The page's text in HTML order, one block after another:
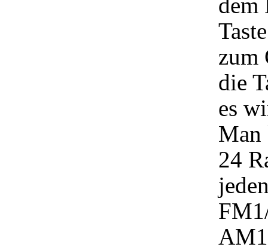
zum
die
es
Man
24